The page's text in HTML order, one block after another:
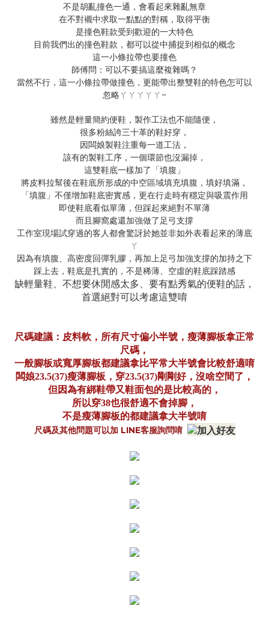
不是胡亂撞色一通，會看起來雜亂無章
在不對襯中求取一點點的對稱，取得平衡
是撞色鞋款受到歡迎的一大特色
目前我們出的撞色鞋款，都可以從中捕捉到相似的概念
這一小條拉帶也要撞色
師傅問：可以不要搞這麼複雜嗎？
當然不行，這一小條拉帶做撞色，更能帶出整雙鞋的特色怎可以
忽略ㄚㄚㄚㄚㄚ ~
雖然是輕量簡約便鞋，製作工法也不能隨便，
很多粉絲誇三十革的鞋好穿，
因闆娘製鞋注重每一道工法，
該有的製鞋工序，一個環節也沒漏掉，
這雙鞋底一樣加了「填腹」
將皮料拉幫後在鞋底所形成的中空區域填充填腹，填好填滿，
「填腹」不僅增加鞋底密實感，更在行走時有穩定與吸震作用
即使鞋底看似單薄，但踩起來絕對不單薄
而且腳窩處還加強做了足弓支撐
工作室現場試穿過的客人都會驚訝於她並非如外表看起來的薄底
ㄚ
因為有填腹、高密度回彈乳膠，再加上足弓加強支撐的加持之下
踩上去，鞋底是扎實的，不是稀薄、空虛的鞋底踩踏感
缺輕量鞋、不想要休閒感太多、要有點秀氣的便鞋的話，
首選絕對可以考慮這雙唷
尺碼建議：皮料軟，所有尺寸偏小半號，瘦薄腳板拿正常
尺碼，
一般腳板或寬厚腳板都建議拿比平常大半號會比較舒適唷
闆娘23.5(37)瘦薄腳板，穿23.5(37)剛剛好，沒啥空間了，
但因為有綁鞋帶又鞋面包的是比較高的，
所以穿38也很舒適不會掉腳，
不是瘦薄腳板的都建議拿大半號唷
尺碼及其他問題可以加 LINE客服詢問唷